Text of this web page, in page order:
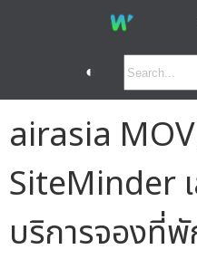
◐
airasia
SiteMinder
บริการจองที่